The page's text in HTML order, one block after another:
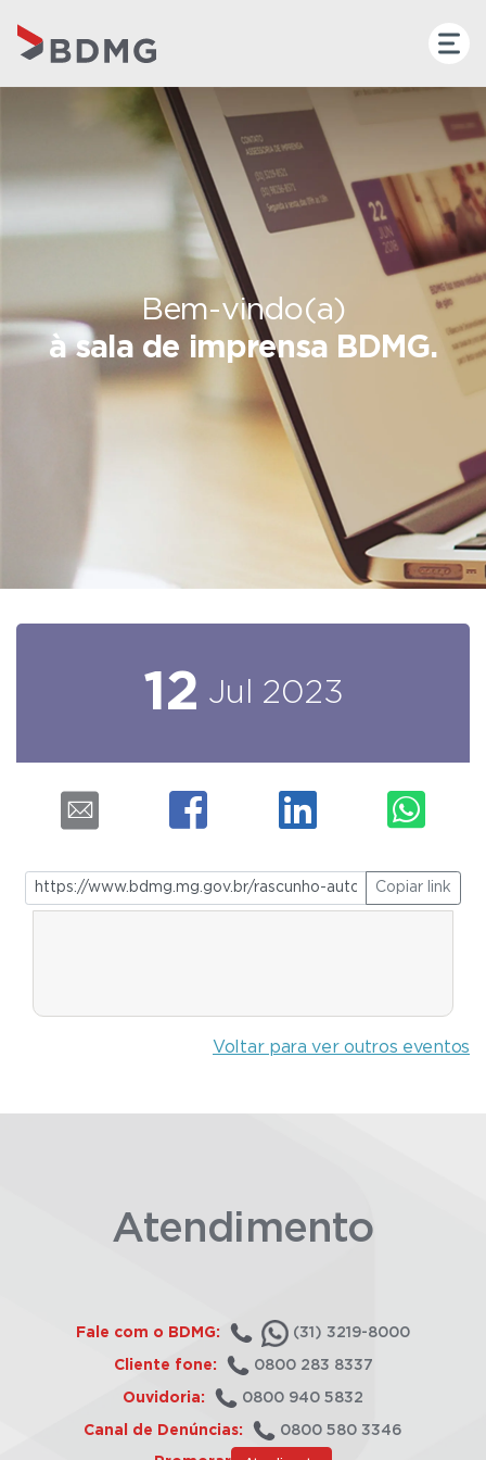
Bem-vindo(a)
à sala de imprensa BDMG.
12 Jul 2023
Copiar link
Voltar para ver outros eventos
Atendimento
Fale com o BDMG: (31) 3219-8000
Cliente fone: 0800 283 8337
Ouvidoria: 0800 940 5832
Canal de Denúncias: 0800 580 3346